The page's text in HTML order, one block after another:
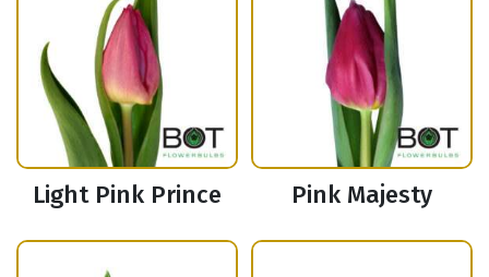
Light Pink Prince Pink Majesty